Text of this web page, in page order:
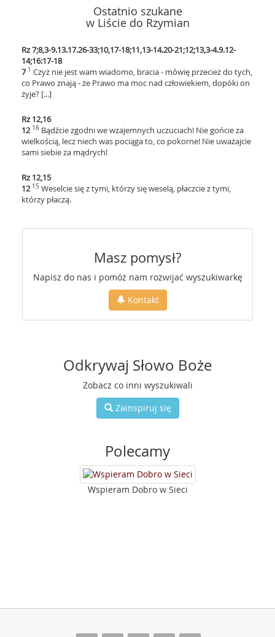
Ostatnio szukane
w Liście do Rzymian
Rz 7;8,3-9.13.17.26-33;10,17-18;11,13-14.20-21;12;13,3-4.9.12-
14;16:17-18
71 Czyż nie jest wam wiadomo, bracia - mówię przecież do tych,
co Prawo znają - że Prawo ma moc nad człowiekiem, dopóki on
żyje? [...]
Rz 12,16
12 16 Bądźcie zgodni we wzajemnych uczuciach! Nie gońcie za
wielkością, lecz niech was pociąga to, co pokorne! Nie uważajcie
sami siebie za mądrych!
Rz 12,15
12 15 Weselcie się z tymi, którzy się weselą, płaczcie z tymi,
którzy płaczą.
Masz pomysł?
Napisz do nas i pomóż nam rozwijać wyszukiwarkę
Kontakt
Odkrywaj Słowo Boże
Zobacz co inni wyszukiwali
Zainspiruj się
Polecamy
Wspieram Dobro w Sieci